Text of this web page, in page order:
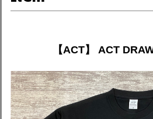
【ACT】 ACT